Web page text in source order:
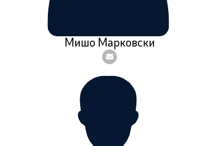
Мишо Марковски